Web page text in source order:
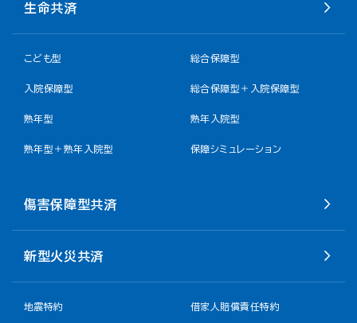
生命共済
こども型 総合保障型
入院保障型 総合保障型＋入院保障型
熟年型 熟年入院型
熟年型＋熟年入院型 保障シミュレーション
傷害保障型共済
新型火災共済
地震特約 借家人賠償責任特約